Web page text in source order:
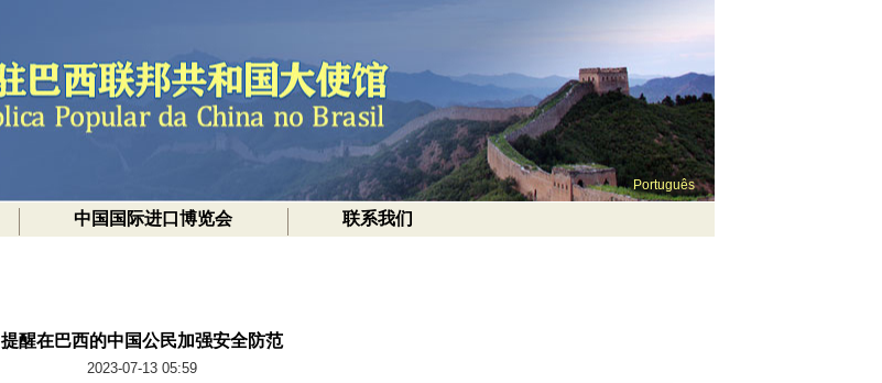
Português
中国国际进口博览会 联系我们
提醒在巴西的中国公民加强安全防范
2023-07-13 05:59